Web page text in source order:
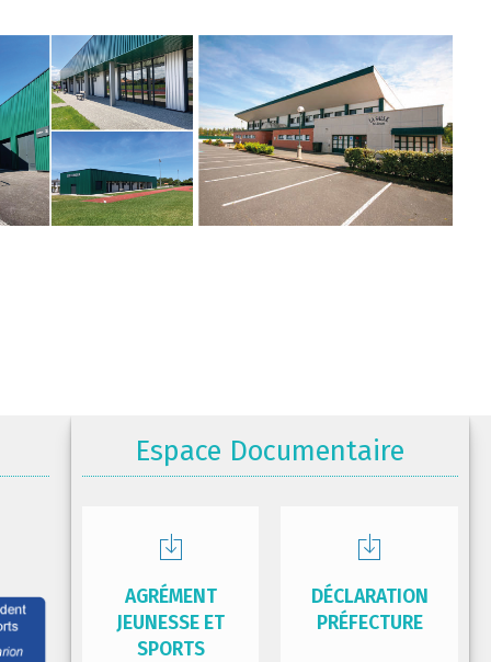
Espace Documentaire
AGRÉMENT
JEUNESSE ET
SPORTS
DÉCLARATION
PRÉFECTURE